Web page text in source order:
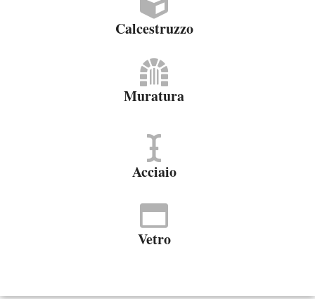
Calcestruzzo
Muratura
Acciaio
Vetro